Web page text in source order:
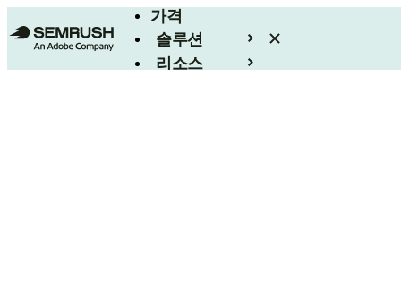
가격
솔루션
리소스